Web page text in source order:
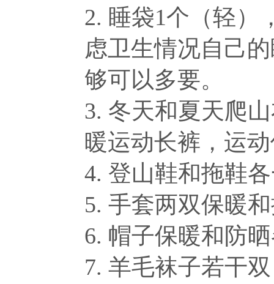
2. 睡袋1个（轻）
虑卫生情况自己
够可以多要。
3. 冬天和夏天爬
暖运动长裤，运
4. 登山鞋和拖鞋
5. 手套两双保暖
6. 帽子保暖和防
7. 羊毛袜子若干双